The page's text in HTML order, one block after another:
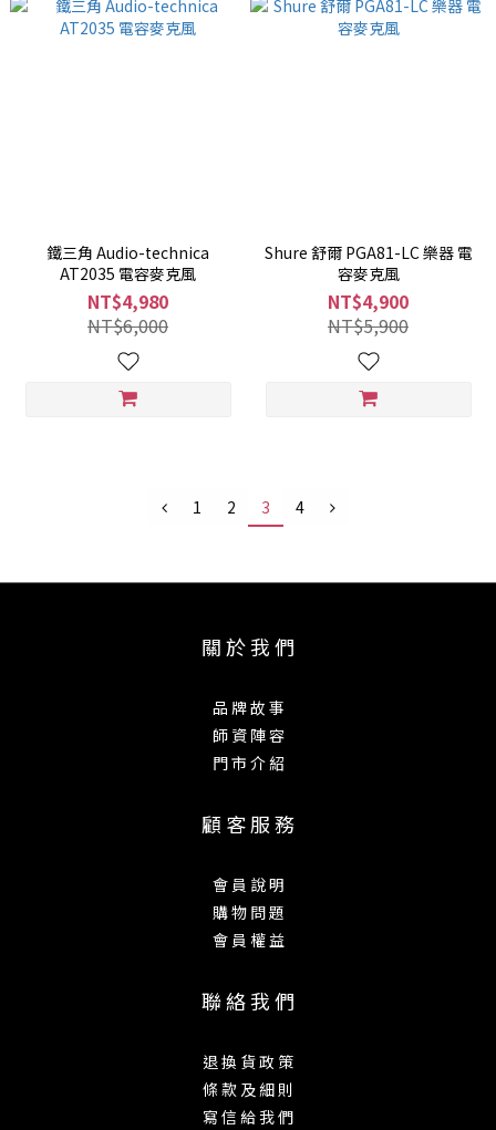
鐵三角 Audio-technica
AT2035 電容麥克風
NT$4,980
NT$6,000
Shure 舒爾 PGA81-LC 樂器 電
容麥克風
NT$4,900
NT$5,900
1 2 3 4
關 於 我 們
品 牌 故 事
師 資 陣 容
門 市 介 紹
顧 客 服 務
會 員 說 明
購 物 問 題
會 員 權 益
聯 絡 我 們
退 換 貨 政 策
條 款 及 細 則
寫 信 給 我 們